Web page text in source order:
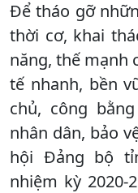
Để tháo gỡ
thời cơ, khai
năng, thế mạnh
tế nhanh, bền
chủ, công
nhân dân, bảo
hội Đảng bộ
nhiệm kỳ